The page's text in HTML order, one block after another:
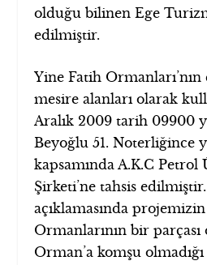
olduğu bilinen Ege
edilmiştir.
Yine Fatih
mesire alanları olarak
Aralık 2009 tarih 09900
Beyoğlu 51. Noterliğince
kapsamında A.K.C
Şirketi’ne tahsis
açıklamasında
Ormanlarının bir parçası
Orman’a komşu